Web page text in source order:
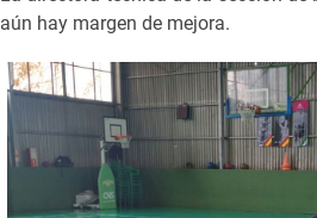
aún hay margen de mejora.